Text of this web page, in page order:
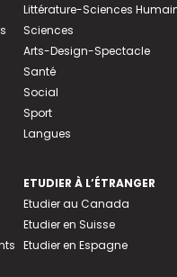
Littérature-Sciences
Sciences
Arts-Design-Spectacle
Santé
Social
Sport
Langues
ETUDIER À L’ÉTRANGER
Etudier au Canada
Etudier en Suisse
Etudier en Espagne